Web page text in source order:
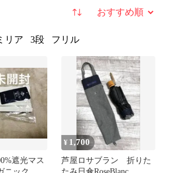
並び替え
リア 3段 フリル
遮光マス
¥ 1,700
芦屋ロサブラン 折りた